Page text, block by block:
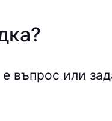
въпрос или